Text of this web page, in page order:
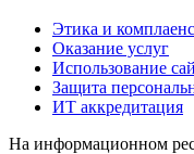
Этика и комплаенс
Оказание услуг
Использование
Защита
ИТ аккредитация
На информационном